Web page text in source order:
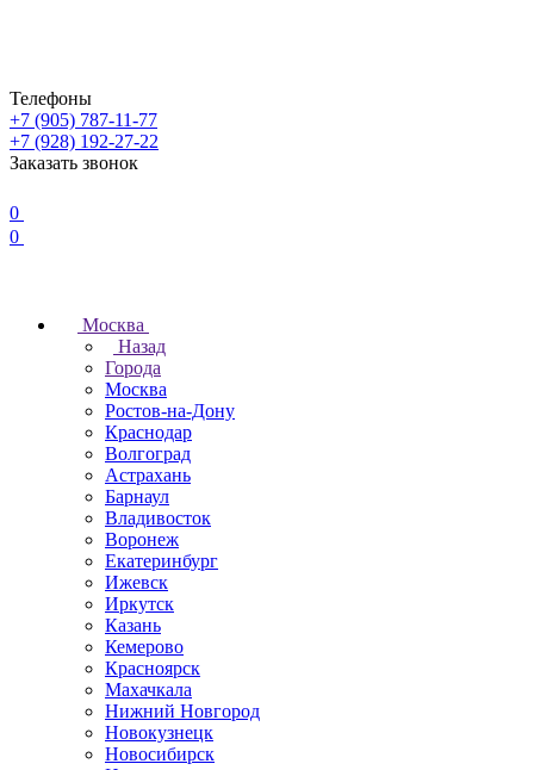
Телефоны
+7 (905) 787-11-77
+7 (928) 192-27-22
Заказать звонок
0
0
Москва
Назад
Города
Москва
Ростов-на-Дону
Краснодар
Волгоград
Астрахань
Барнаул
Владивосток
Воронеж
Екатеринбург
Ижевск
Иркутск
Казань
Кемерово
Красноярск
Махачкала
Нижний Новгород
Новокузнецк
Новосибирск